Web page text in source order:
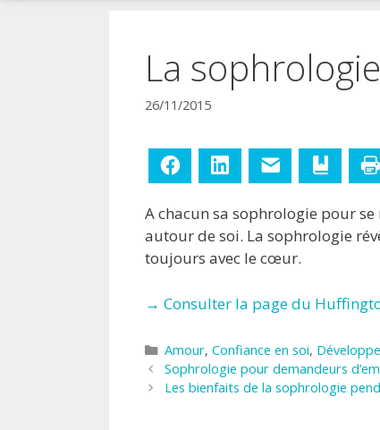
La
26/11/2015
Facebook LinkedIn
A chacun sa sophrologie pour
autour de soi. La sophrologie
toujours avec le cœur.
→ Consulter la page du
Catégories
Amour, Confiance en soi,
Sophrologie pour demandeurs
Les bienfaits de la sophrologie